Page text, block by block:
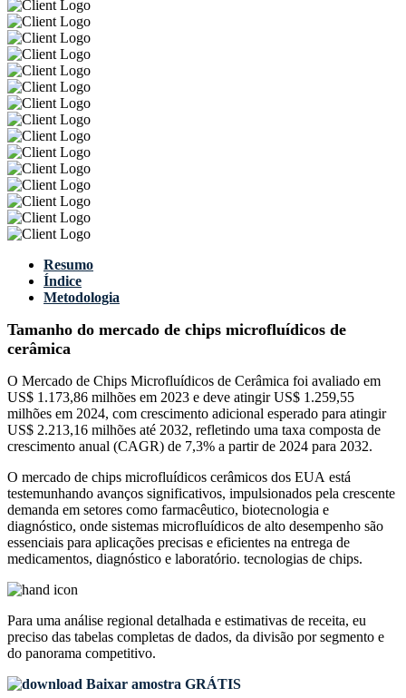
Resumo
Índice
Metodologia
Tamanho do mercado de chips microfluídicos de
cerâmica
O Mercado de Chips Microfluídicos de Cerâmica foi avaliado em
US$ 1.173,86 milhões em 2023 e deve atingir US$ 1.259,55
milhões em 2024, com crescimento adicional esperado para atingir
US$ 2.213,16 milhões até 2032, refletindo uma taxa composta de
crescimento anual (CAGR) de 7,3% a partir de 2024 para 2032.
O mercado de chips microfluídicos cerâmicos dos EUA está
testemunhando avanços significativos, impulsionados pela crescente
demanda em setores como farmacêutico, biotecnologia e
diagnóstico, onde sistemas microfluídicos de alto desempenho são
essenciais para aplicações precisas e eficientes na entrega de
medicamentos, diagnóstico e laboratório. tecnologias de chips.
Para uma análise regional detalhada e estimativas de receita, eu
preciso das tabelas completas de dados, da divisão por segmento e
do panorama competitivo.
Baixar amostra GRÁTIS